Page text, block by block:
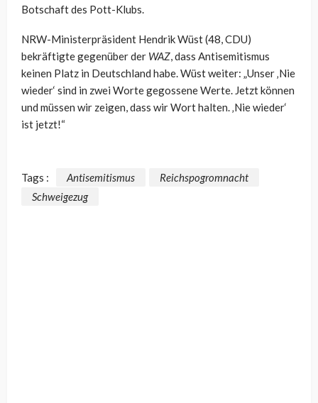
Botschaft des Pott-Klubs.
NRW-Ministerpräsident Hendrik Wüst (48, CDU)
bekräftigte gegenüber der WAZ, dass Antisemitismus
keinen Platz in Deutschland habe. Wüst weiter: „Unser ‚Nie
wieder‘ sind in zwei Worte gegossene Werte. Jetzt können
und müssen wir zeigen, dass wir Wort halten. ‚Nie wieder‘
ist jetzt!“
Tags : Antisemitismus
Reichspogromnacht
Schweigezug